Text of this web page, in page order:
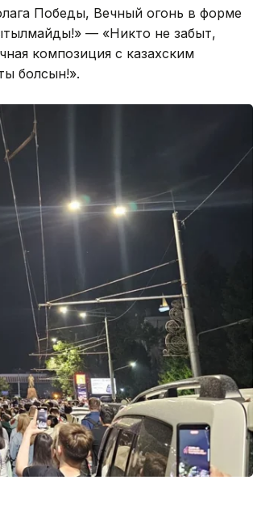
Победы, Вечный огонь в форме
— «Никто не забыт,
композиция с казахским
болсын!».